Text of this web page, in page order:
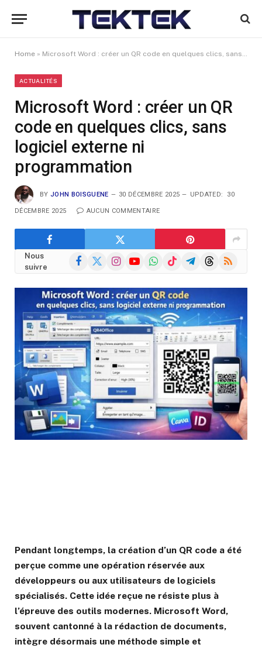
Home » Microsoft Word : créer un QR code en quelques clics, sans logiciel externe ni programmation
ACTUALITÉS
Microsoft Word : créer un QR
code en quelques clics, sans
logiciel externe ni
programmation
BY JOHN BOISGUENE 30 DÉCEMBRE 2025 UPDATED: 30
DÉCEMBRE 2025 AUCUN COMMENTAIRE
Nous
suivre
Facebook
X
InstagramYouTubeWhatsAppTikTokTelegramThreads
RSS
Pendant longtemps, la création d’un QR code a été
perçue comme une opération réservée aux
développeurs ou aux utilisateurs de logiciels
spécialisés. Cette idée reçue ne résiste plus à
l’épreuve des outils modernes. Microsoft Word,
souvent cantonné à la rédaction de documents,
intègre désormais une méthode simple et